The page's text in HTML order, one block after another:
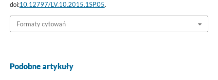
doi:10.12797/LV.10.2015.1SP.05.
Formaty cytowań
Podobne artykuły